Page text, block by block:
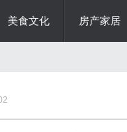
美食文化 房产家居